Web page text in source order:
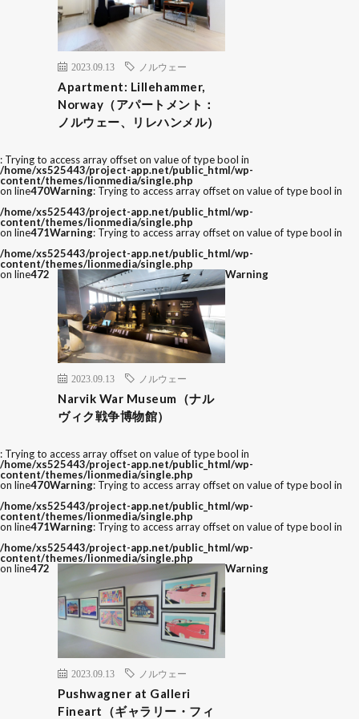
2023.09.13 ノルウェー
Apartment: Lillehammer,
Norway（アパートメント：
ノルウェー、リレハンメル）
: Trying to access array offset on value of type bool in
/home/xs525443/project-app.net/public_html/wp-
content/themes/lionmedia/single.php
on line470Warning: Trying to access array offset on value of type bool in
/home/xs525443/project-app.net/public_html/wp-
content/themes/lionmedia/single.php
on line471Warning: Trying to access array offset on value of type bool in
/home/xs525443/project-app.net/public_html/wp-
content/themes/lionmedia/single.php
on line472
2023.09.13 ノルウェー
Narvik War Museum（ナル
ヴィク戦争博物館）
Warning
: Trying to access array offset on value of type bool in
/home/xs525443/project-app.net/public_html/wp-
content/themes/lionmedia/single.php
on line470Warning: Trying to access array offset on value of type bool in
/home/xs525443/project-app.net/public_html/wp-
content/themes/lionmedia/single.php
on line471Warning: Trying to access array offset on value of type bool in
/home/xs525443/project-app.net/public_html/wp-
content/themes/lionmedia/single.php
on line472
2023.09.13 ノルウェー
Pushwagner at Galleri
Fineart（ギャラリー・フィ
Warning